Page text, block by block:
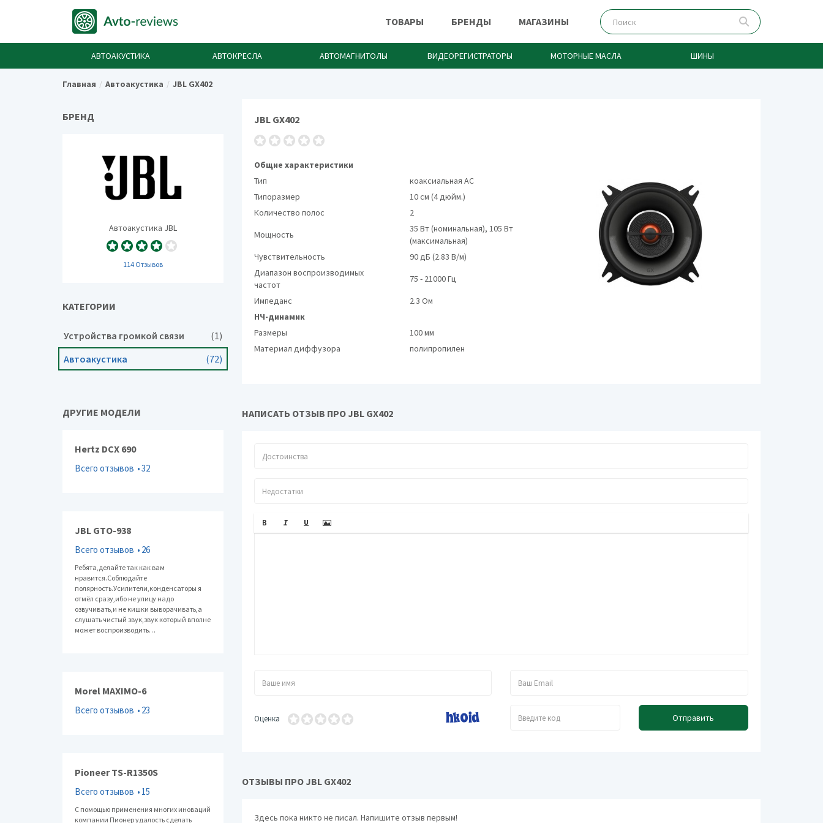
ТОВАРЫ БРЕНДЫ МАГАЗИНЫ
АВТОАКУСТИКА АВТОКРЕСЛА АВТОМАГНИТОЛЫ ВИДЕОРЕГИСТРАТОРЫ МОТОРНЫЕ МАСЛА ШИНЫ
Главная Автоакустика JBL GX402
JBL GX402
Общие характеристики
Тип
коаксиальная АС
Типоразмер
10 см (4 дюйм.)
Количество полос
2
Мощность
35 Вт (номинальная), 105 Вт
(максимальная)
Чувствительность
90 дБ (2.83 В/м)
Диапазон воспроизводимых
частот
75 - 21000 Гц
Импеданс
2.3 Ом
НЧ-динамик
Размеры
100 мм
Материал диффузора
полипропилен
НАПИСАТЬ ОТЗЫВ ПРО JBL GX402
Оценка Отправить
ОТЗЫВЫ ПРО JBL GX402
Здесь пока никто не писал. Напишите отзыв первым!
БРЕНД
Автоакустика JBL
114 Отзывов
КАТЕГОРИИ
Устройства громкой связи (1)
Автоакустика (72)
ДРУГИЕ МОДЕЛИ
Hertz DCX 690
Всего отзывов 32
JBL GTO-938
Всего отзывов 26
Ребята,делайте так как вам
нравится.Соблюдайте
полярность.Усилители,конденсаторы я
отмёл сразу,ибо не улицу надо
озвучивать,и не кишки выворачивать,а
слушать чистый звук,звук который вполне
может воспроизводить…
Morel MAXIMO-6
Всего отзывов 23
Pioneer TS-R1350S
Всего отзывов 15
С помощью применения многих иноваций
компании Пионер удалость сделать